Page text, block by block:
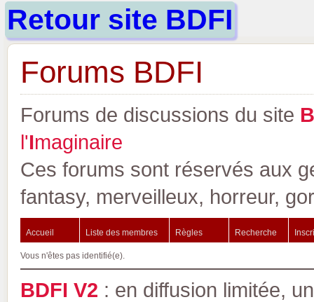
Retour site BDFI
Forums BDFI
Forums de discussions du site B
l'Imaginaire
Ces forums sont réservés aux
fantasy, merveilleux, horreur,
Accueil Liste des membres Règles Recherche
Vous n'êtes pas identifié(e).
BDFI V2 : en diffusion limitée,